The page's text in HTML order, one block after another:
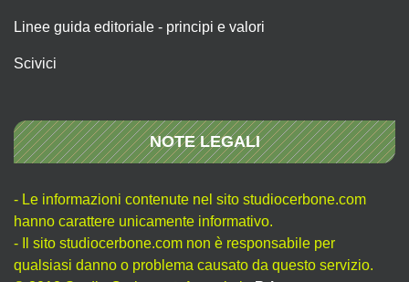
Linee guida editoriale - principi e valori
Scivici
NOTE LEGALI
- Le informazioni contenute nel sito studiocerbone.com
hanno carattere unicamente informativo.
- Il sito studiocerbone.com non è responsabile per
qualsiasi danno o problema causato da questo servizio.